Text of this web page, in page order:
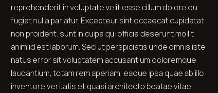
reprehenderit in voluptate velit esse cillum dolore eu
fugiat nulla pariatur. Excepteur sint occaecat cupidatat
non proident, sunt in culpa qui officia deserunt mollit
anim id est laborum. Sed ut perspiciatis unde omnis iste
natus error sit voluptatem accusantium doloremque
laudantium, totam rem aperiam, eaque ipsa quae ab illo
inventore veritatis et quasi architecto beatae vitae